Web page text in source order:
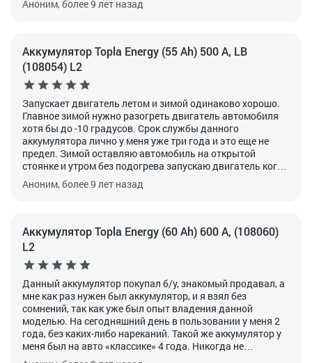
известна уехал с последней. В данный момент на 2
другой фирмы брать не собираются.
Аноним, более 9 лет назад
Аккумулятор Topla Energy (55 Ah) 500 А, LB
(108054) L2
Запускает двигатель летом и зимой одинаково хорошо.
Главное зимой нужно разогреть двигатель автомобиля
хотя бы до -10 градусов. Срок службы данного
аккумулятора лично у меня уже три года и это еще не
предел. Зимой оставляю автомобиль на открытой
стоянке и утром без подогрева запускаю двигатель когда
температура воздуха окружающей среды достигает
двадцать, а то и тридцать градусов мороза. Это просто
двигателя и уменьшить нагрузку на аккумулятор. Так же
перед запуском я рекомендую в холостую провернуть 2--3
оборота.
Аноним, более 9 лет назад
Аккумулятор Topla Energy (60 Ah) 600 А, (108060)
L2
Данный аккумулятор покупал б/у, знакомый продавал, а
мне как раз нужен был аккумулятор, и я взял без
сомнений, так как уже был опыт владения данной
моделью. На сегодняшний день в пользовании у меня 2
года, без каких-либо нареканий. Такой же аккумулятор у
меня был на авто «классике» 4 года. Никогда не
подводил.
Характеристики: